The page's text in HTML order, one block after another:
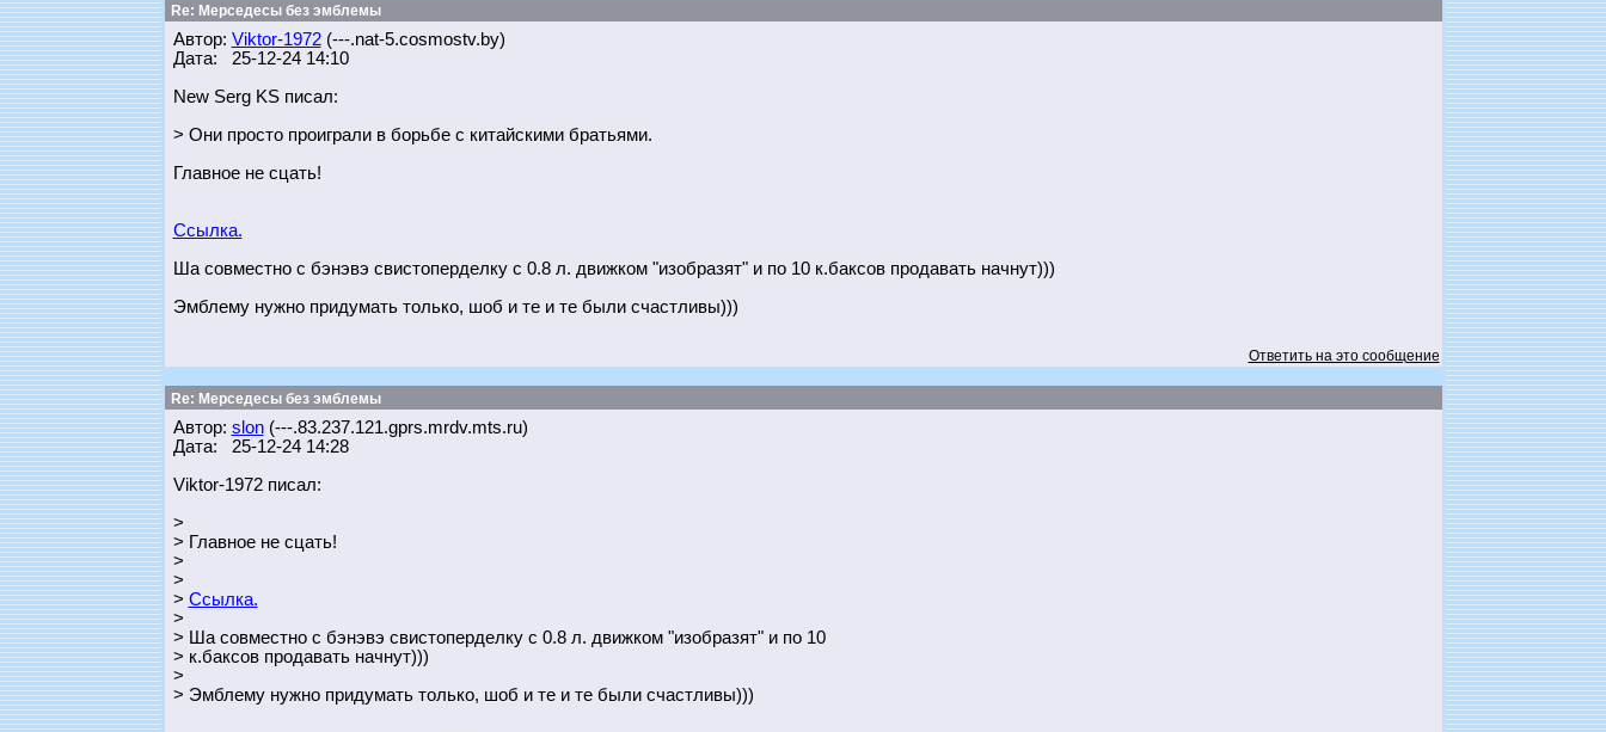
Re: Мерседесы без эмблемы
Автор: Viktor-1972(---.nat-5.cosmostv.by)
Дата: 25-12-24 14:10
New Serg KS писал:
> Они просто проиграли в борьбе с китайскими братьями.
Главное не сцать!
Ссылка.
Ша совместно с бэнэвэ свистоперделку с 0.8 л. движком "изобразят" и по 10 к.баксов продавать начнут)))
Эмблему нужно придумать только, шоб и те и те были счастливы)))
Ответить на это сообщение
Re: Мерседесы без эмблемы
Автор: slon(---.83.237.121.gprs.mrdv.mts.ru)
Дата: 25-12-24 14:28
Viktor-1972 писал:
>
> Главное не сцать!
>
>
> Ссылка.
>
> Ша совместно с бэнэвэ свистоперделку с 0.8 л. движком "изобразят" и по 10
> к.баксов продавать начнут)))
>
> Эмблему нужно придумать только, шоб и те и те были счастливы)))